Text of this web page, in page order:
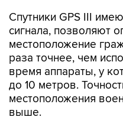
Спутники GPS III
сигнала, позволяют
местоположение
раза точнее, чем
время аппараты, у
до 10 метров.
местоположения
выше.